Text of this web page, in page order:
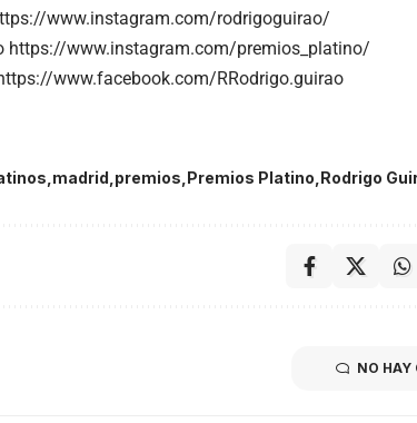
www.instagram.com/rodrigoguirao/
https://www.instagram.com/premios_platino/
www.facebook.com/RRodrigo.guirao
madrid premios Premios Platino Rodrigo
NO HAY